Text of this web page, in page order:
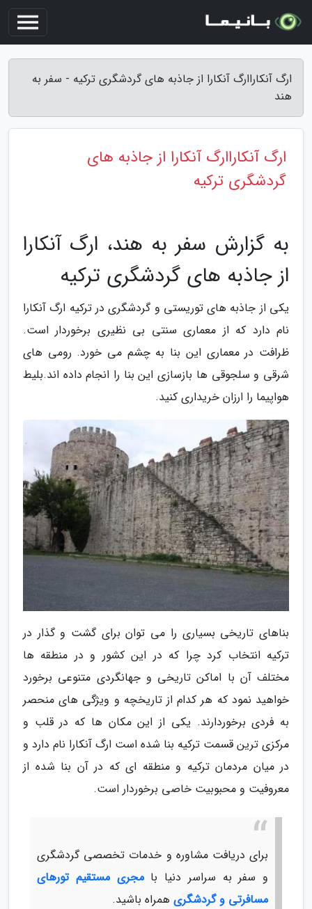
ارگ آنکاراارگ آنکارا از جاذبه های گردشگری ترکیه - سفر به
هند
ارگ آنکاراارگ آنکارا از جاذبه های
گردشگری ترکیه
به گزارش سفر به هند، ارگ آنکارا
از جاذبه های گردشگری ترکیه
یکی از جاذبه های توریستی و گردشگری در ترکیه ارگ آنکارا
نام دارد که از معماری سنتی بی نظیری برخوردار است.
ظرافت در معماری این بنا به چشم می خورد. رومی های
شرقی و سلجوقی ها بازسازی این بنا را انجام داده اند.بلیط
هواپیما را ارزان خریداری کنید.
بناهای تاریخی بسیاری را می توان برای گشت و گذار در
ترکیه انتخاب کرد چرا که در این کشور و در منطقه ها
مختلف آن با اماکن تاریخی و جهانگردی متنوعی برخورد
خواهید نمود که هر کدام از تاریخچه و ویژگی های منحصر
به فردی برخوردارند. یکی از این مکان ها که در قلب و
مرکزی ترین قسمت ترکیه بنا شده است ارگ آنکارا نام دارد و
در میان مردمان ترکیه و منطقه ای که در آن بنا شده از
معروفیت و محبوبیت خاصی برخوردار است.
برای دریافت مشاوره و خدمات تخصصی گردشگری
و سفر به سراسر دنیا بامجری مستقیم تورهای
مسافرتی و گردشگری همراه باشید.